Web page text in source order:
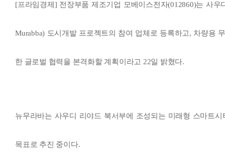
[프라임경제] 전장부품 제조기업 모베이스전자(012860)는 사우
Murabba) 도시개발 프로젝트의 참여 업체로 등록하고, 차량용
한 글로벌 협력을 본격화할 계획이라고 22일 밝혔다.
뉴무라바는 사우디 리야드 북서부에 조성되는 미래형 스마트
목표로 추진 중이다.